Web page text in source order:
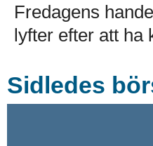
Fredagens
lyfter efter att ha
Sidledes